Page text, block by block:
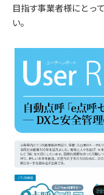
目指す事業者様にとっ
い。